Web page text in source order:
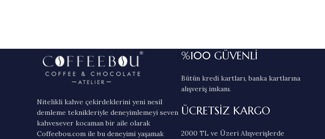
Nitelikli kahve çekirdeklerini yeni nesil
demleme teknikleriyle deneyimlemeyi seven
kahvesever kocaman bir aile olarak
Coffeebou.com ile bu deneyimi yaşamak
%100 GÜVENLİ
Bütün kredi kartları, banka kartlarına
alışveriş imkanı.
ÜCRETSİZ KARGO
2000 TL ve Üzeri Alışverişlerde